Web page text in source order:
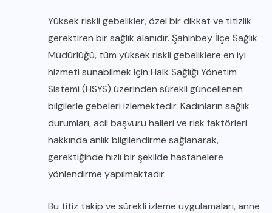
Yüksek riskli gebelikler, özel bir dikkat ve titizlik
gerektiren bir sağlık alanıdır. Şahinbey İlçe Sağlık
Müdürlüğü, tüm yüksek riskli gebeliklere en iyi
hizmeti sunabilmek için Halk Sağlığı Yönetim
Sistemi (HSYS) üzerinden sürekli güncellenen
bilgilerle gebeleri izlemektedir. Kadınların sağlık
durumları, acil başvuru halleri ve risk faktörleri
hakkında anlık bilgilendirme sağlanarak,
gerektiğinde hızlı bir şekilde hastanelere
yönlendirme yapılmaktadır.
Bu titiz takip ve sürekli izleme uygulamaları, anne